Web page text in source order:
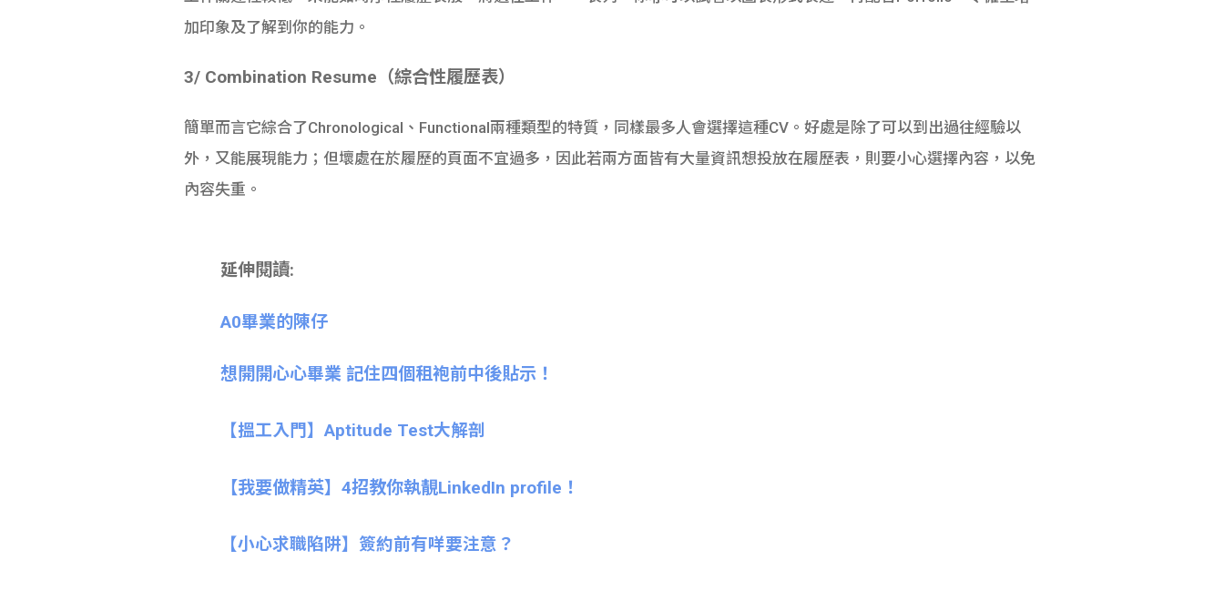
加印象及了解到你的能力。
3/ Combination Resume（綜合性履歷表）
簡單而言它綜合了Chronological、Functional兩種類型的特質，同樣最多人會選擇這種CV。好處是除了可以到出過往經驗以
外，又能展現能力；但壞處在於履歷的頁面不宜過多，因此若兩方面皆有大量資訊想投放在履歷表，則要小心選擇內容，以免
內容失重。
延伸閱讀:
A0畢業的陳仔
想開開心心畢業 記住四個租袍前中後貼示！
【搵工入門】Aptitude Test大解剖
【我要做精英】4招教你執靚LinkedIn profile！
【小心求職陷阱】簽約前有咩要注意？